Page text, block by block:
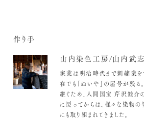
作り手
山内染色工房/山内武
家業は明治時代まで刺繍業を
在でも「ぬいや」の屋号が残
継ぐため、人間国宝 芹沢銈介
に戻ってからは、様々な染物
にも取り組まれてきました。